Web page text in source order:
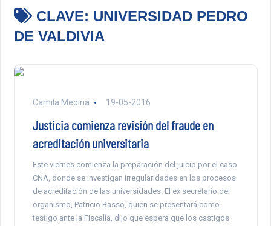
CLAVE: UNIVERSIDAD PEDRO
DE VALDIVIA
Camila Medina 19-05-2016
Justicia comienza revisión del fraude en
acreditación universitaria
Este viernes comienza la preparación del juicio por el caso
CNA, donde se investigan irregularidades en los procesos
de acreditación de las universidades. El ex secretario del
organismo, Patricio Basso, quien se presentará como
testigo ante la Fiscalía, dijo que espera que los castigos